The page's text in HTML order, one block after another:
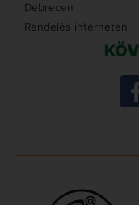
Debrecen
Rendelés interneten